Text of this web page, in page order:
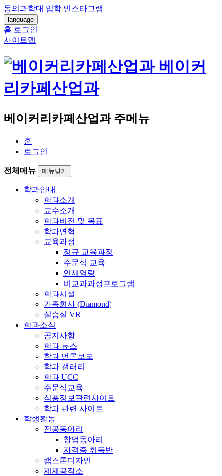
동의과학대 입학 인스타그램
language
홈 로그인
사이트맵
베이커
리카페산업과
베이커리카페산업과 주메뉴
홈
로그인
전체메뉴 메뉴닫기
학과안내
학과소개
교수소개
학과비전 및 목표
학과연혁
교육과정
정규 교육과정
주문식 교육
인재역량
비교과과정프로그램
학과시설
가족회사 (Diamond)
실습실 VR
학과소식
공지사항
학과 뉴스
학과 언론보도
학과 갤러리
학과 UCC
주문식교육
식품정보관련사이트
학과 관련 사이트
학생활동
전공동아리
창업동아리
자격증 취득반
캡스톤디자인
제제공작소